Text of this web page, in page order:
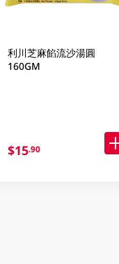
利川芝麻餡流沙湯圓
160GM
$15.90